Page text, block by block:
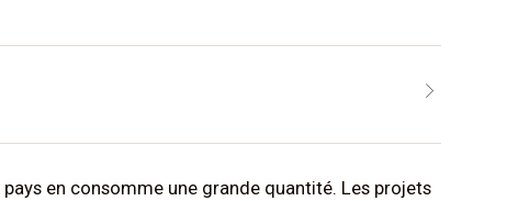
en consomme une grande quantité. Les projets